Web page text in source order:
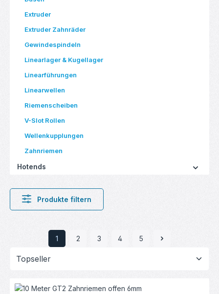
Extruder
Extruder Zahnräder
Gewindespindeln
Linearlager & Kugellager
Linearführungen
Linearwellen
Riemenscheiben
V-Slot Rollen
Wellenkupplungen
Zahnriemen
Hotends
Produkte filtern
Seite
1
Seite
2
Seite
3
Seite
4
Seite
5